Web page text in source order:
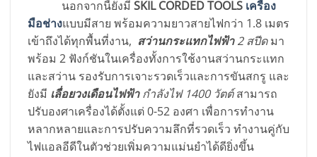
นอกจากนี้ยังมี SKIL CORDED TOOLS เครื่อง
มือช่างแบบมีสาย พร้อมความยาวสายไฟกว่า 1.8 เมตร
เข้าถึงได้ทุกพื้นที่งาน, สว่านกระแทกไฟฟ้า2 สปีดมา
พร้อม 2 ฟังก์ชันในเครื่องทั้งการใช้งานสว่านกระแทก
และสว่าน รองรับการเจาะรวดเร็วและการขันสกรู และ
ยังมี เลื่อยวงเดือนไฟฟ้ากำลังไฟ 1400 วัตต์สามารถ
ปรับองศาเครื่องได้ตั้งแต่ 0-52 องศา เพื่อการทำงาน
หลากหลายและการปรับความลึกที่รวดเร็ว ทำงานคู่กับ
ไฟแอลอีดีในตัวช่วยเพิ่มความแม่นยำได้ดียิ่งขึ้น